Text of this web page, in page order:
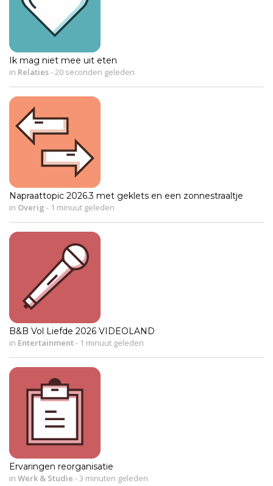
Ik mag niet mee uit eten
in Relaties-20 seconden geleden
Napraattopic 2026.3 met geklets en een zonnestraaltje
in Overig - 1 minuut geleden
B&B Vol Liefde 2026 VIDEOLAND
in Entertainment- 1 minuut geleden
Ervaringen reorganisatie
in Werk & Studie -3 minuten geleden